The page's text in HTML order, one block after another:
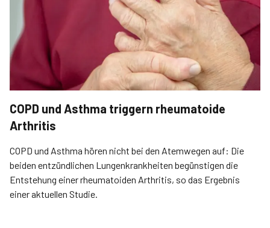
COPD und Asthma triggern rheumatoide
Arthritis
COPD und Asthma hören nicht bei den Atemwegen auf: Die
beiden entzündlichen Lungenkrankheiten begünstigen die
Entstehung einer rheumatoiden Arthritis, so das Ergebnis
einer aktuellen Studie.